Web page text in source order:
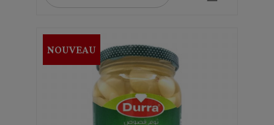
NOUVEAU